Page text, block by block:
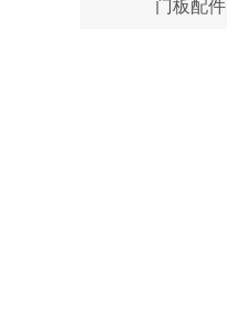
门板配件